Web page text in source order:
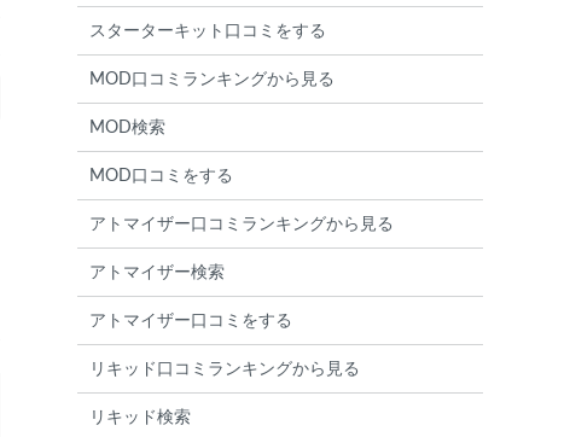
スターターキット口コミをする
MOD口コミランキングから見る
MOD検索
MOD口コミをする
アトマイザー口コミランキングから見る
アトマイザー検索
アトマイザー口コミをする
リキッド口コミランキングから見る
リキッド検索